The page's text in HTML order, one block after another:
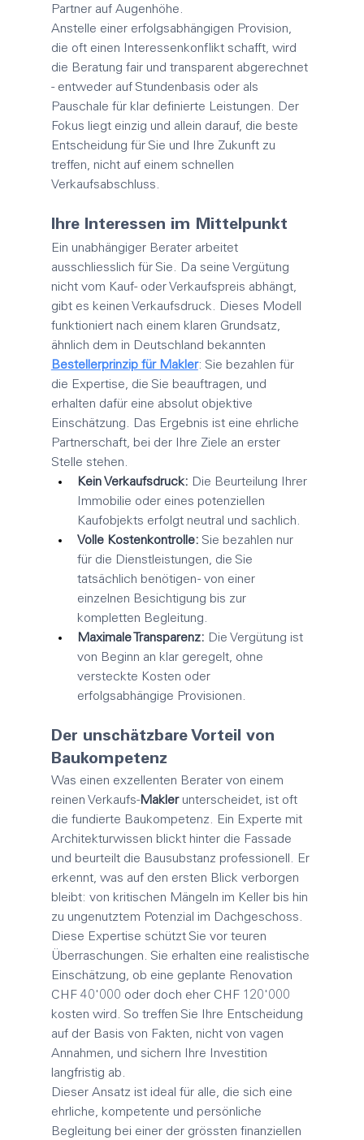
Partner auf Augenhöhe.
Anstelle einer erfolgsabhängigen Provision,
die oft einen Interessenkonflikt schafft, wird
die Beratung fair und transparent abgerechnet
- entweder auf Stundenbasis oder als
Pauschale für klar definierte Leistungen. Der
Fokus liegt einzig und allein darauf, die beste
Entscheidung für Sie und Ihre Zukunft zu
treffen, nicht auf einem schnellen
Verkaufsabschluss.
Ihre Interessen im Mittelpunkt
Ein unabhängiger Berater arbeitet
ausschliesslich für Sie. Da seine Vergütung
nicht vom Kauf- oder Verkaufspreis abhängt,
gibt es keinen Verkaufsdruck. Dieses Modell
funktioniert nach einem klaren Grundsatz,
ähnlich dem in Deutschland bekannten
Bestellerprinzip für Makler: Sie bezahlen für
die Expertise, die Sie beauftragen, und
erhalten dafür eine absolut objektive
Einschätzung. Das Ergebnis ist eine ehrliche
Partnerschaft, bei der Ihre Ziele an erster
Stelle stehen.
Kein Verkaufsdruck: Die Beurteilung Ihrer
Immobilie oder eines potenziellen
Kaufobjekts erfolgt neutral und sachlich.
Volle Kostenkontrolle: Sie bezahlen nur
für die Dienstleistungen, die Sie
tatsächlich benötigen - von einer
einzelnen Besichtigung bis zur
kompletten Begleitung.
Maximale Transparenz: Die Vergütung ist
von Beginn an klar geregelt, ohne
versteckte Kosten oder
erfolgsabhängige Provisionen.
Der unschätzbare Vorteil von
Baukompetenz
Was einen exzellenten Berater von einem
reinen Verkaufs-Makler unterscheidet, ist oft
die fundierte Baukompetenz. Ein Experte mit
Architekturwissen blickt hinter die Fassade
und beurteilt die Bausubstanz professionell. Er
erkennt, was auf den ersten Blick verborgen
bleibt: von kritischen Mängeln im Keller bis hin
zu ungenutztem Potenzial im Dachgeschoss.
Diese Expertise schützt Sie vor teuren
Überraschungen. Sie erhalten eine realistische
Einschätzung, ob eine geplante Renovation
CHF 40'000 oder doch eher CHF 120'000
kosten wird. So treffen Sie Ihre Entscheidung
auf der Basis von Fakten, nicht von vagen
Annahmen, und sichern Ihre Investition
langfristig ab.
Dieser Ansatz ist ideal für alle, die sich eine
ehrliche, kompetente und persönliche
Begleitung bei einer der grössten finanziellen